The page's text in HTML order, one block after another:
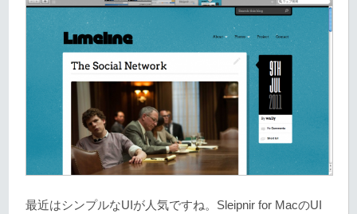
最近はシンプルなUIが人気ですね。Sleipnir for MacのUI